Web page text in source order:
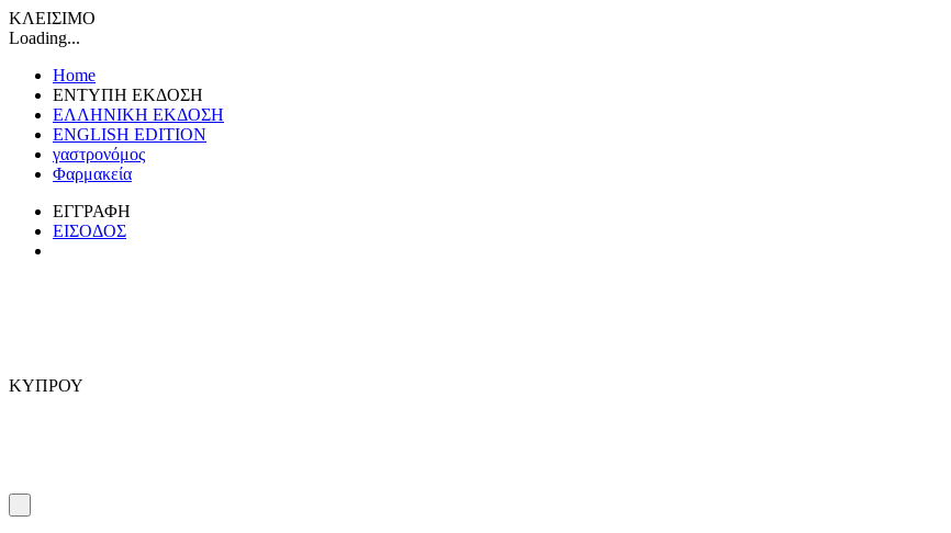
ΚΛΕΙΣΙΜΟ
Loading...
Home
ΕΝΤΥΠΗ ΕΚΔΟΣΗ
ΕΛΛΗΝΙΚΗ ΕΚΔΟΣΗ
ENGLISH EDITION
γαστρονόμος
Φαρμακεία
ΕΓΓΡΑΦΗ
ΕΙΣΟΔΟΣ
ΚΥΠΡΟΥ